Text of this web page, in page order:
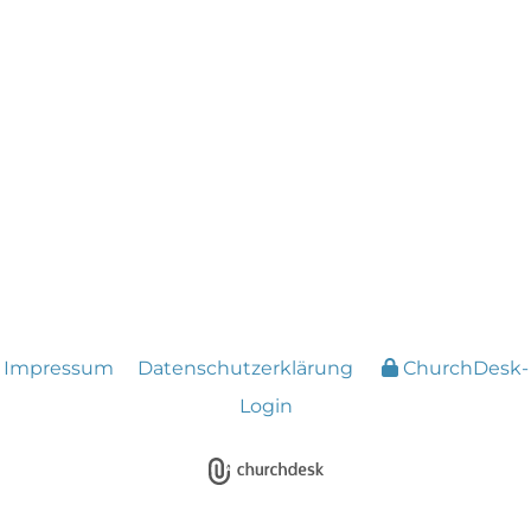
Impressum Datenschutzerklärung
ChurchDesk-
Login